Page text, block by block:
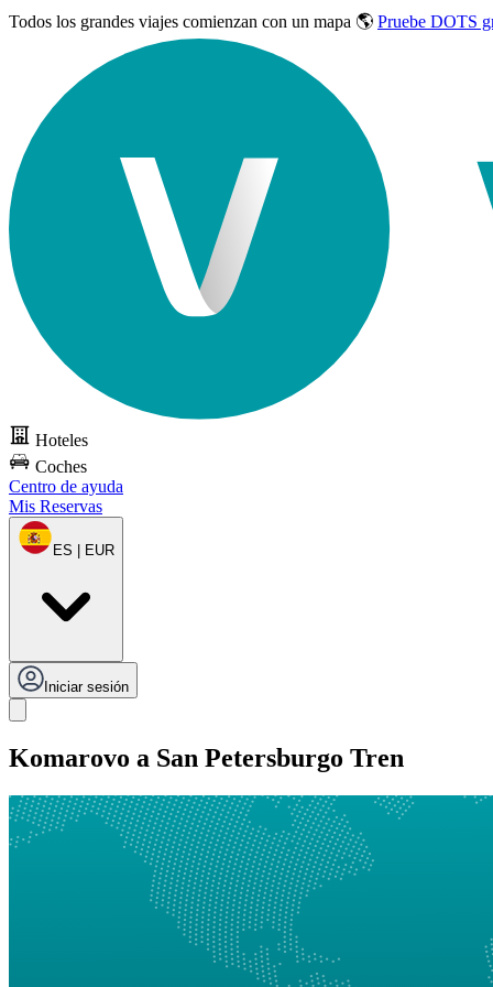
Todos los grandes viajes comienzan con un mapa 🌎 Pruebe DOTS
Hoteles
Coches
Centro de ayuda
Mis Reservas
ES | EUR
Iniciar sesión
Komarovo a San Petersburgo Tren